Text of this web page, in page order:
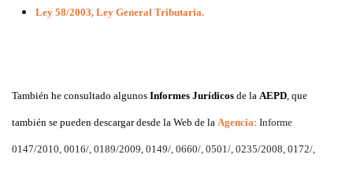
Ley 58/2003, Ley General Tributaria.
También he consultado algunos Informes Jurídicos de la AEPD, que
también se pueden descargar desde la Web de la Agencia: Informe
0147/2010, 0016/, 0189/2009, 0149/, 0660/, 0501/, 0235/2008, 0172/,